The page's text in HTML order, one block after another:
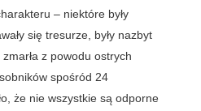
– niektóre były
się tresurze, były nazbyt
z powodu ostrych
spośród 24
że nie wszystkie są odporne